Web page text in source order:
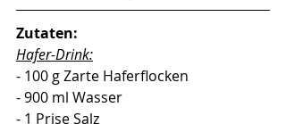
Zutaten:
Hafer-Drink:
- 100 g Zarte Haferflocken
- 900 ml Wasser
- 1 Prise Salz